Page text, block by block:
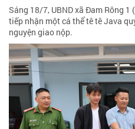
Sáng 18/7, UBND xã Đam Rông
tiếp nhận một cá thể tê tê Java
nguyện giao nộp.